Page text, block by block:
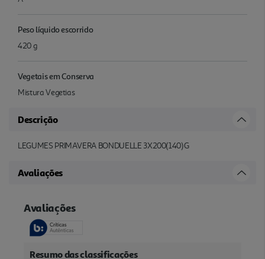
Peso líquido escorrido
420 g
Vegetais em Conserva
Mistura Vegetias
Descrição
LEGUMES PRIMAVERA BONDUELLE 3X200(140)G
Avaliações